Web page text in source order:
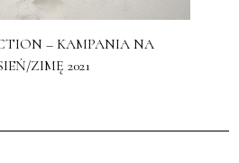
– KAMPANIA NA
ZIMĘ 2021